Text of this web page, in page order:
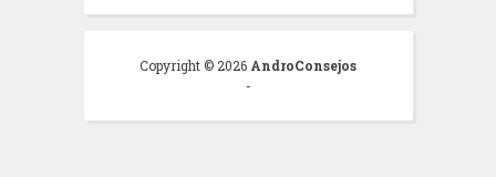
Copyright ©2026 AndroConsejos
-